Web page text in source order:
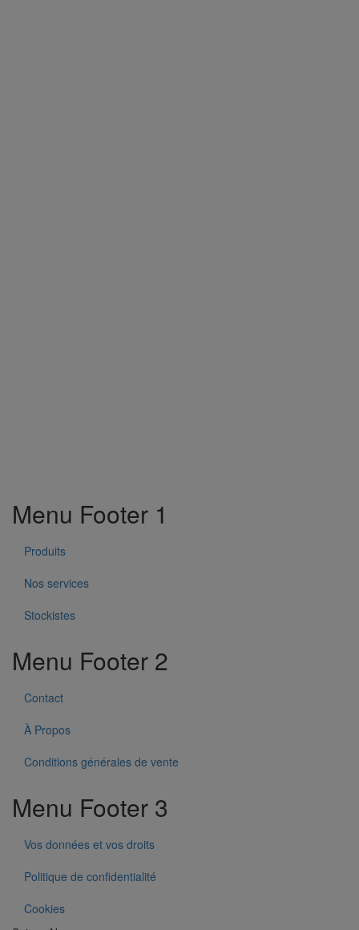
Menu Footer 1
Produits
Nos services
Stockistes
Menu Footer 2
Contact
À Propos
Conditions générales de vente
Menu Footer 3
Vos données et vos droits
Politique de confidentialité
Cookies